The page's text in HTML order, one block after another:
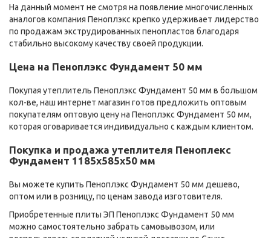
На данный момент не смотря на появление многочисленных
аналогов компания Пеноплэкс крепко удерживает лидерство
по продажам экструдированных пенопластов благодаря
стабильно высокому качеству своей продукции.
Цена на Пеноплэкс Фундамент 50 мм
Покупая утеплитель Пеноплэкс Фундамент 50 мм в большом
кол-ве, наш интернет магазин готов предложить оптовым
покупателям оптовую цену на Пеноплэкс Фундамент 50 мм,
которая оговаривается индивидуально с каждым клиентом.
Покупка и продажа утеплителя Пеноплекс
Фундамент 1185х585х50 мм
Вы можете купить Пеноплэкс Фундамент 50 мм дешево,
оптом или в розницу, по ценам завода изготовителя.
Приобретенные плиты ЭП Пеноплэкс Фундамент 50 мм
можно самостоятельно забрать самовывозом, или